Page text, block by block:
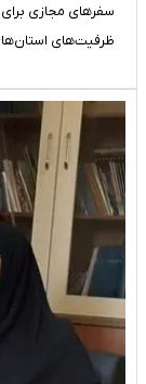
سفرهای مجازی
ظرفیت‌های